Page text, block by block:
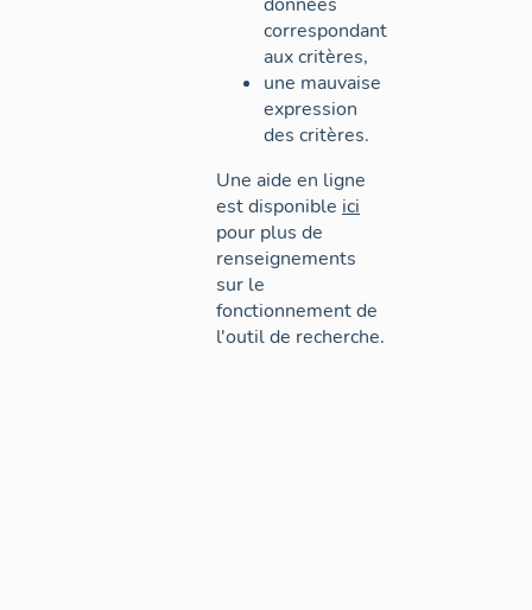
correspondant
aux critères,
une mauvaise
expression
des critères.
Une aide en ligne
est disponible ici
pour plus de
renseignements
sur le
fonctionnement de
l'outil de recherche.